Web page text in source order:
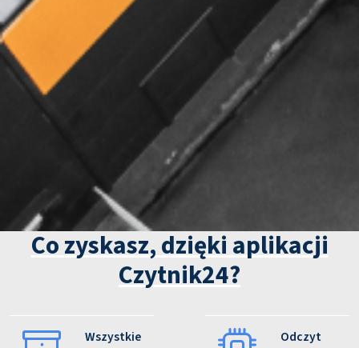
Co zyskasz, dzięki aplikacji
Czytnik24?
Wszystkie
Odczyt